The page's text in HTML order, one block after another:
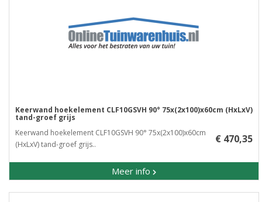
Keerwand hoekelement CLF10GSVH 90° 75x(2x100)x60cm (HxLxV)
tand-groef grijs
Keerwand hoekelement CLF10GSVH 90° 75x(2x100)x60cm
(HxLxV) tand-groef grijs..
Meer info
€ 470,35